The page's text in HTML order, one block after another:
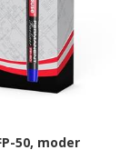
50, moder